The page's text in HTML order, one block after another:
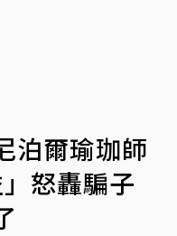
泊爾瑜珈師
怒轟騙子